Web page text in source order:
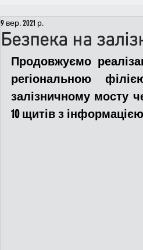
День народження
Спільні заходи
Медицина Новини
Безпека на
9 вер. 2021 р.
Продовжуємо
регіональною
залізничному мосту
10 щитів з